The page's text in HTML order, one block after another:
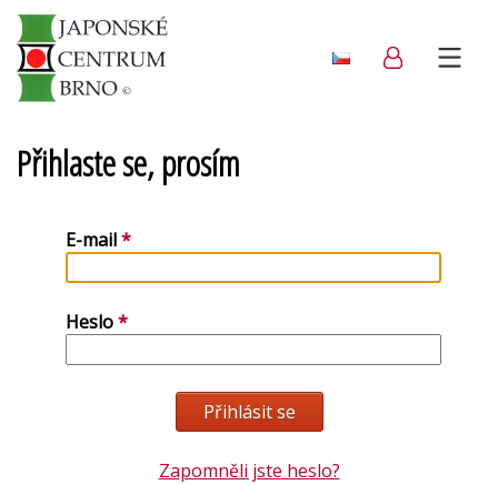
Přihlaste se, prosím
E-mail
Heslo
Zapomněli jste heslo?